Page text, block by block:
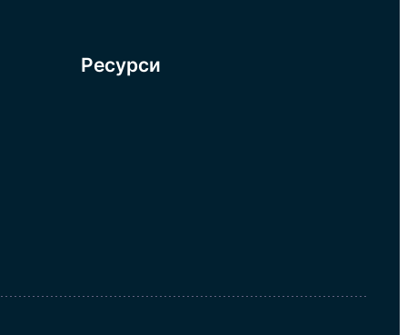
Ресурси